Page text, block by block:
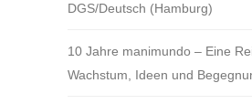
DGS/Deutsch (Hamburg)
10 Jahre manimundo – Eine
Wachstum, Ideen und